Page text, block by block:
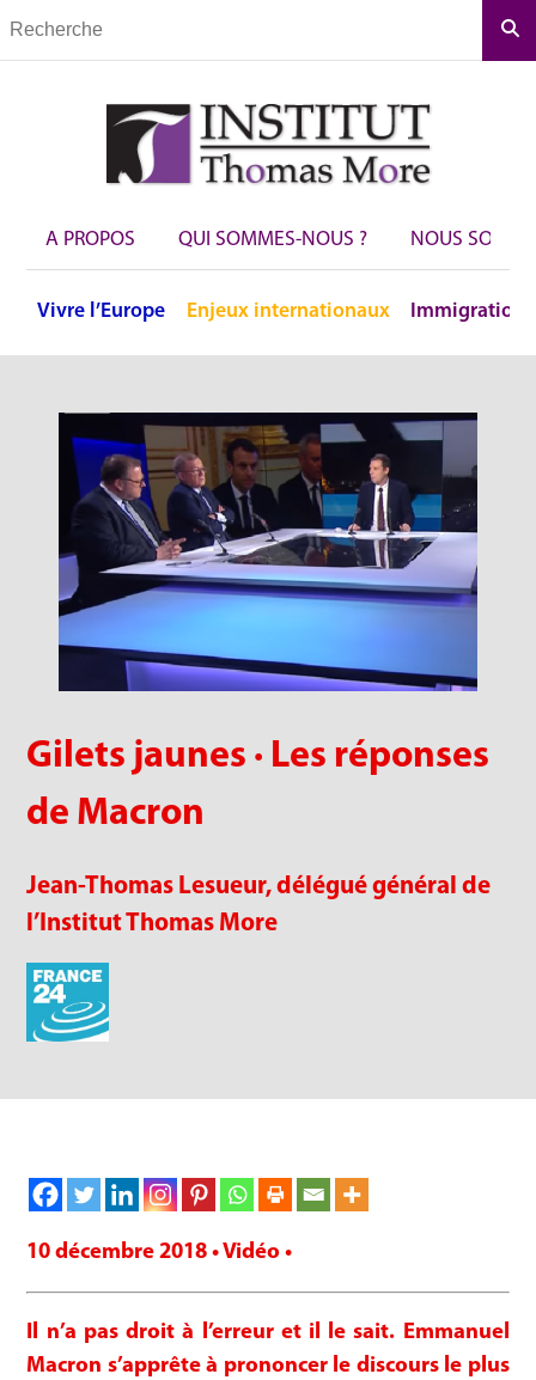
A PROPOS QUI SOMMES-NOUS ? NOUS
Vivre l’Europe Enjeux internationaux Immigration
Gilets jaunes · Les réponses
de Macron
Jean-Thomas Lesueur, délégué général de
l’Institut Thomas More
10 décembre 2018 • Vidéo •
Il n’a pas droit à l’erreur et il le sait. Emmanuel
Macron s’apprête à prononcer le discours le plus